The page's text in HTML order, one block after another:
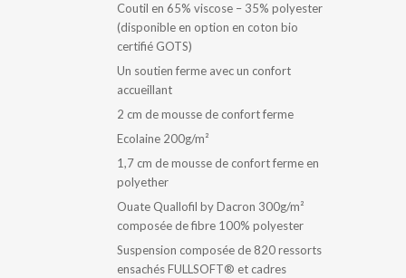
Coutil en 65% viscose – 35% polyester
(disponible en option en coton bio
certifié GOTS)
Un soutien ferme avec un confort
accueillant
2 cm de mousse de confort ferme
Ecolaine 200g/m²
1,7 cm de mousse de confort ferme en
polyether
Ouate Quallofil by Dacron 300g/m²
composée de fibre 100% polyester
Suspension composée de 820 ressorts
ensachés FULLSOFT® et cadres